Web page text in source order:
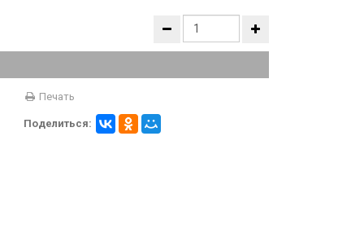
Печать
Поделиться: